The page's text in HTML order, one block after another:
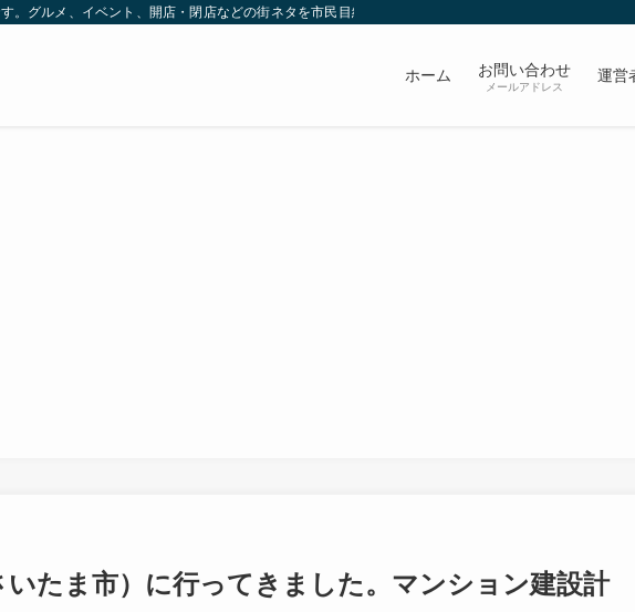
。グルメ、イベント、開店・閉店などの街ネタを市民目線で発信していきます。
ホーム お問い合わせ
メールアドレス
運営
いたま市）に行ってきました。マンション建設計